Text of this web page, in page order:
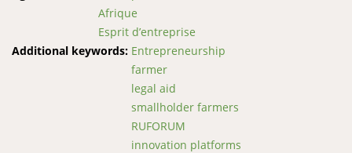
Afrique
Esprit d’entreprise
Additional keywords: Entrepreneurship
farmer
legal aid
smallholder farmers
RUFORUM
innovation platforms